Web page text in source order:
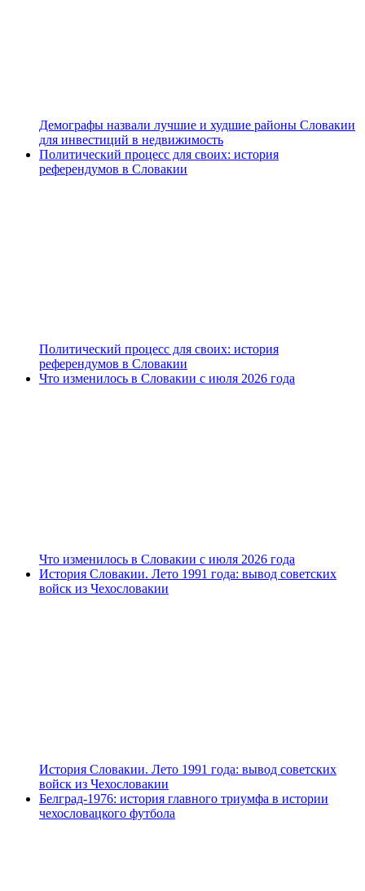
Демографы назвали лучшие и худшие районы Словакии
для инвестиций в недвижимость
Политический процесс для своих: история
референдумов в Словакии
Политический процесс для своих: история
референдумов в Словакии
Что изменилось в Словакии с июля 2026 года
Что изменилось в Словакии с июля 2026 года
История Словакии. Лето 1991 года: вывод советских
войск из Чехословакии
История Словакии. Лето 1991 года: вывод советских
войск из Чехословакии
Белград-1976: история главного триумфа в истории
чехословацкого футбола